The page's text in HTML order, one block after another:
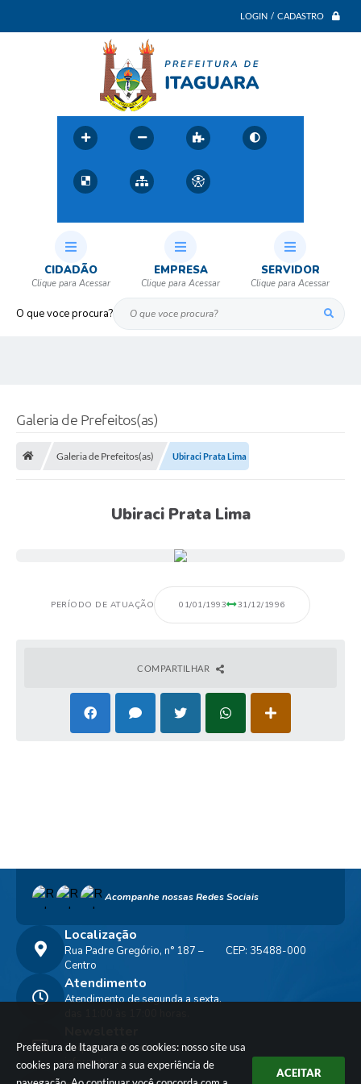
Prefeitura de Itaguara e os cookies: nosso site usa
cookies para melhorar a sua experiência de
ACEITAR
LOGIN / CADASTRO
O que voce procura?
CIDADÃO EMPRESA SERVIDOR
Galeria de Prefeitos(as)
Galeria de Prefeitos(as) Ubiraci Prata Lima
Ubiraci Prata Lima
PERÍODO DE ATUAÇÃO 01/01/1993 31/12/1996
COMPARTILHAR
Acompanhe nossas Redes Sociais
Localização
Rua Padre Gregório, n° 187 –
Centro
CEP: 35488-000
Atendimento
Atendimento de segunda a sexta,
Clique para Receber nossos
informativos